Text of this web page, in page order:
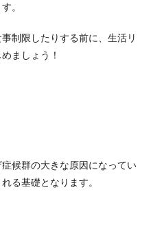
。
制限したりする前に、生活リ
ましょう！
候群の大きな原因になってい
る基礎となります。